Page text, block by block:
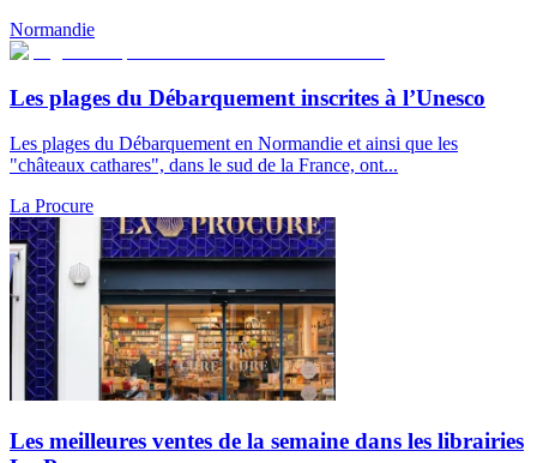
Normandie
Les plages du Débarquement inscrites à l’Unesco
Les plages du Débarquement en Normandie et ainsi que les
"châteaux cathares", dans le sud de la France, ont...
La Procure
Les meilleures ventes de la semaine dans les librairies